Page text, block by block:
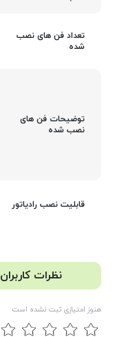
تعداد فن های نصب
شده
توضیحات فن های
نصب شده
قابلیت نصب رادیاتور
نظرات کاربران
هنوز امتیازی ثبت نشده است